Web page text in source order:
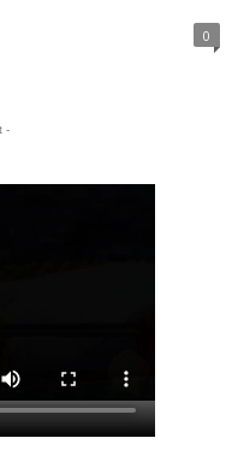
0
-